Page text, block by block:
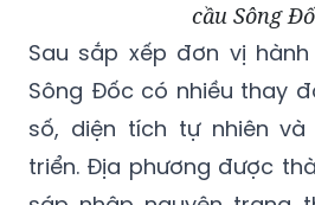
cầu Sông
Sau sắp xếp đơn vị
Sông Đốc có nhiều thay
số, diện tích tự nhiên
triển. Địa phương được